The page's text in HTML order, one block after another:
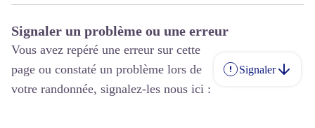
Signaler un problème ou une erreur
Vous avez repéré une erreur sur cette
page ou constaté un problème lors de
votre randonnée, signalez-les nous ici :
Signaler